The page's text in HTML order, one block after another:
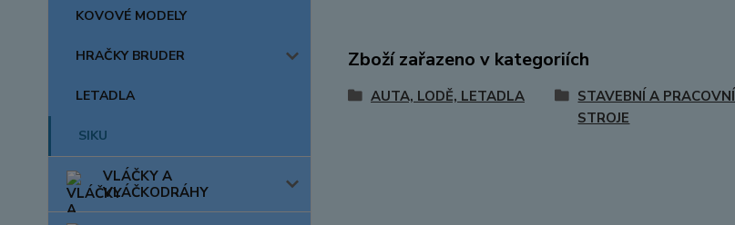
KOVOVÉ MODELY
HRAČKY BRUDER
LETADLA
SIKU
VLÁČKY A
VLÁČKODRÁHY
Zboží zařazeno v kategoriích
AUTA, LODĚ, LETADLA
STAVEBNÍ A PRACOVNÍ
STROJE